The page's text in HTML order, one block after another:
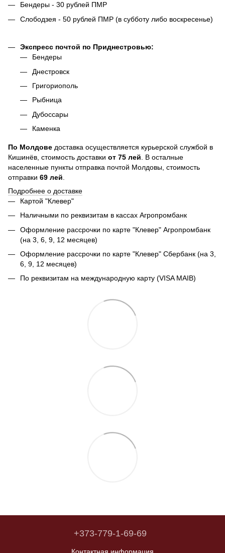
Бендеры - 30 рублей ПМР
Слободзея - 50 рублей ПМР (в субботу либо воскресенье)
Экспресс почтой по Приднестровью:
Бендеры
Днестровск
Григориополь
Рыбница
Дубоссары
Каменка
По Молдове доставка осуществляется курьерской службой в
Кишинёв, стоимость доставки от 75 лей . В осталные
населенные пункты отправка почтой Молдовы, стоимость
отправки 69 лей
Подробнее о доставке
Картой "Клевер"
Наличными по реквизитам в кассах Агропромбанк
Оформление рассрочки по карте "Клевер" Агропромбанк
(на 3, 6, 9, 12 месяцев)
Оформление рассрочки по карте "Клевер" Сбербанк (на 3,
6, 9, 12 месяцев)
По реквизитам на международную карту (VISA MAIB)
+373-779-1-69-69
Контактная информация